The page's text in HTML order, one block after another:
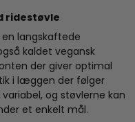
ridestøvle
en langskaftede
kaldet vegansk
der giver optimal
i læggen der følger
og støvlerne kan
et enkelt mål.